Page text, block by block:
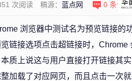
次阅读 稿源： 蓝点网 0 条评论
浏览器中测试名为预览链接的
览链接选项点击超链接时，Chrome
质上说这与用户直接打开链接其
加载了对应网页，而且点击一次